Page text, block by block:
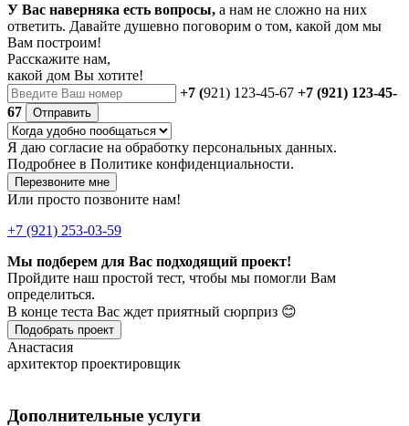
У Вас наверняка есть вопросы, а нам не сложно на них
ответить. Давайте душевно поговорим о том, какой дом мы
Вам построим!
Расскажите нам,
какой дом Вы хотите!
+7 (921) 123-45-67 +7 (921) 123-45-
67
Отправить
Я даю согласие на обработку персональных данных.
Подробнее в Политике конфиденциальности.
Перезвоните мне
Или просто позвоните нам!
+7 (921) 253-03-59
Мы подберем для Вас подходящий проект!
Пройдите наш простой тест, чтобы мы помогли Вам
определиться.
В конце теста Вас ждет приятный сюрприз 😊
Подобрать проект
Анастасия
архитектор проектировщик
Дополнительные услуги